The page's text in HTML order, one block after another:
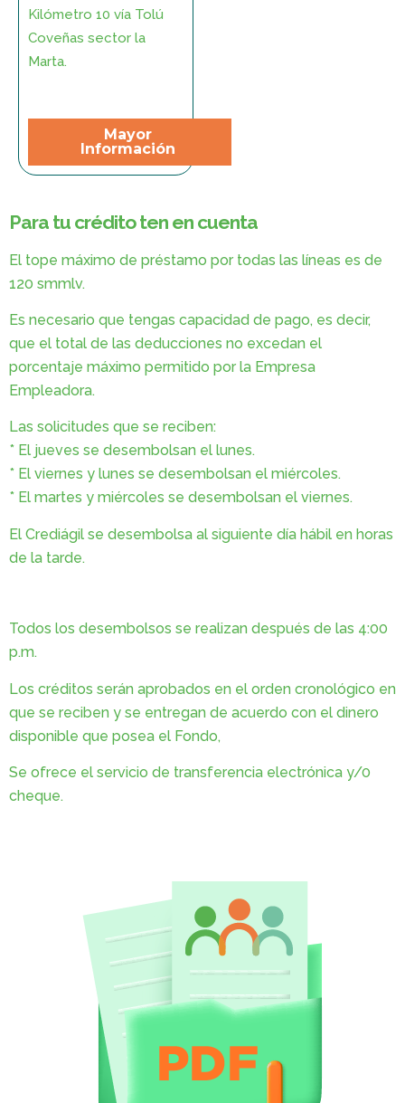
Kilómetro 10 vía Tolú
Coveñas sector la
Marta.
Mayor
Información
Para tu crédito ten en cuenta
El tope máximo de préstamo por todas las líneas es de
120 smmlv.
Es necesario que tengas capacidad de pago, es decir,
que el total de las deducciones no excedan el
porcentaje máximo permitido por la Empresa
Empleadora.
Las solicitudes que se reciben:
* El jueves se desembolsan el lunes.
* El viernes y lunes se desembolsan el miércoles.
* El martes y miércoles se desembolsan el viernes.
El Crediágil se desembolsa al siguiente día hábil en horas
de la tarde.
Todos los desembolsos se realizan después de las 4:00
p.m.
Los créditos serán aprobados en el orden cronológico en
que se reciben y se entregan de acuerdo con el dinero
disponible que posea el Fondo,
Se ofrece el servicio de transferencia electrónica y/0
cheque.